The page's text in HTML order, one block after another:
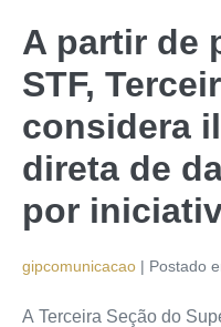
A partir de
STF,
considera
direta de
por
gipcomunicacao | Postado
A Terceira Seção do